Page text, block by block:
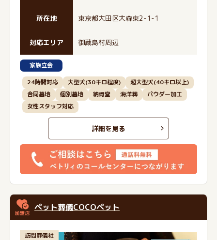
所在地 東京都大田区大森東2-1-1
対応エリア 御蔵島村周辺
家族立会
24時間対応 大型犬(30キロ程度)
超大型犬(40キロ以上)
合同墓地
個別墓地 納骨堂 海洋葬
パウダー加工
女性スタッフ対応
詳細を見る
ペット葬儀COCOペット
訪問葬儀社